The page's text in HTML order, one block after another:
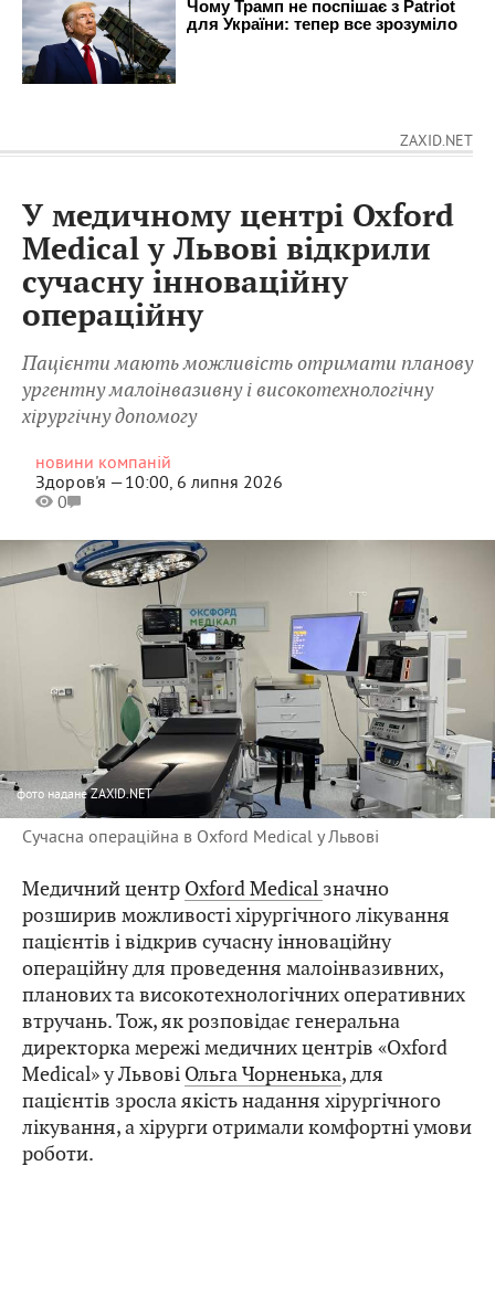
ZAXID.NET
У медичному центрі Oxford
Medical у Львові відкрили
сучасну інноваційну
операційну
Пацієнти мають можливість отримати планову
ургентну малоінвазивну і високотехнологічну
хірургічну допомогу
новини компаній
Здоров'я —10:00, 6 липня 2026
0
фото надане ZAXID.NET
Сучасна операційна в Oxford Medical у Львові
Медичний центр Oxford Medical значно
розширив можливості хірургічного лікування
пацієнтів і відкрив сучасну інноваційну
операційну для проведення малоінвазивних,
планових та високотехнологічних оперативних
втручань. Тож, як розповідає генеральна
директорка мережі медичних центрів «Oxford
Medical» у Львові Ольга Чорненька, для
пацієнтів зросла якість надання хірургічного
лікування, а хірурги отримали комфортні умови
роботи.